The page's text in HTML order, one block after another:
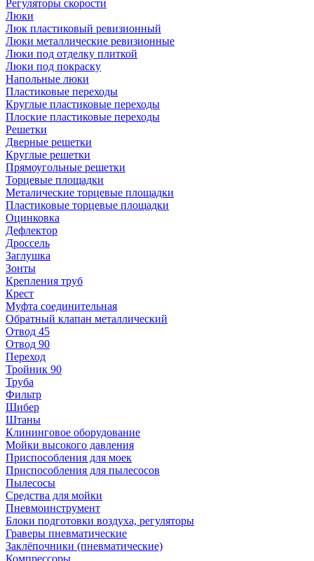
Регуляторы скорости
Люки
Люк пластиковый ревизионный
Люки металлические ревизионные
Люки под отделку плиткой
Люки под покраску
Напольные люки
Пластиковые переходы
Круглые пластиковые переходы
Плоские пластиковые переходы
Решетки
Дверные решетки
Круглые решетки
Прямоугольные решетки
Торцевые площадки
Металические торцевые площадки
Пластиковые торцевые площадки
Оцинковка
Дефлектор
Дроссель
Заглушка
Зонты
Крепления труб
Крест
Муфта соединительная
Обратный клапан металлический
Отвод 45
Отвод 90
Переход
Тройник 90
Труба
Фильтр
Шибер
Штаны
Клининговое оборудование
Мойки высокого давления
Приспособления для моек
Приспособления для пылесосов
Пылесосы
Средства для мойки
Пневмоинструмент
Блоки подготовки воздуха, регуляторы
Граверы пневматические
Заклёпочники (пневматические)
Компрессоры